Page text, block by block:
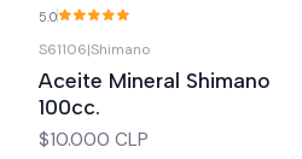
5.0
Nuevo
S61106|Shimano
Aceite Mineral Shimano
100cc.
$10.000 CLP